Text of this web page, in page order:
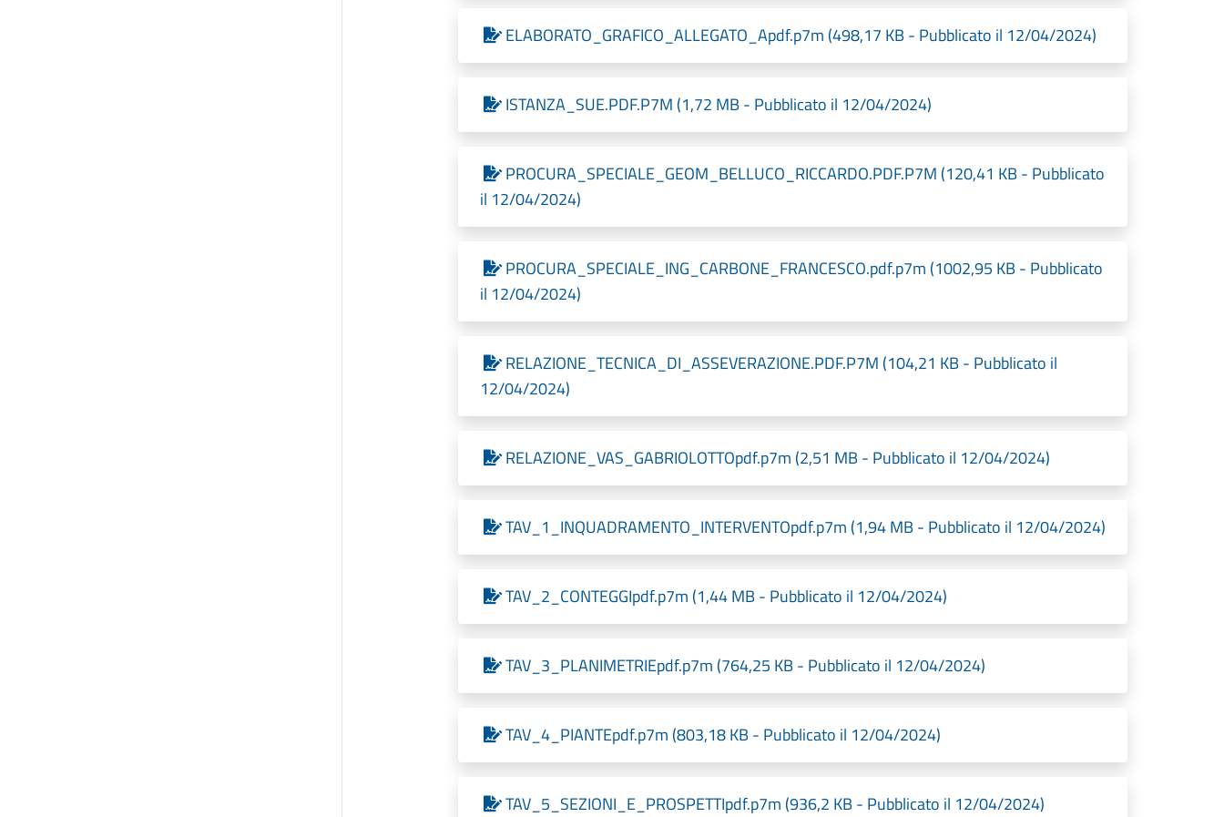
ELABORATO_GRAFICO_ALLEGATO_Apdf.p7m (498,17 KB - Pubblicato il 12/04/2024)
ISTANZA_SUE.PDF.P7M (1,72 MB - Pubblicato il 12/04/2024)
PROCURA_SPECIALE_GEOM_BELLUCO_RICCARDO.PDF.P7M (120,41 KB - Pubblicato
il 12/04/2024)
PROCURA_SPECIALE_ING_CARBONE_FRANCESCO.pdf.p7m (1002,95 KB - Pubblicato
il 12/04/2024)
RELAZIONE_TECNICA_DI_ASSEVERAZIONE.PDF.P7M (104,21 KB - Pubblicato il
12/04/2024)
RELAZIONE_VAS_GABRIOLOTTOpdf.p7m (2,51 MB - Pubblicato il 12/04/2024)
TAV_1_INQUADRAMENTO_INTERVENTOpdf.p7m (1,94 MB - Pubblicato il 12/04/2024)
TAV_2_CONTEGGIpdf.p7m (1,44 MB - Pubblicato il 12/04/2024)
TAV_3_PLANIMETRIEpdf.p7m (764,25 KB - Pubblicato il 12/04/2024)
TAV_4_PIANTEpdf.p7m (803,18 KB - Pubblicato il 12/04/2024)
TAV_5_SEZIONI_E_PROSPETTIpdf.p7m (936,2 KB - Pubblicato il 12/04/2024)